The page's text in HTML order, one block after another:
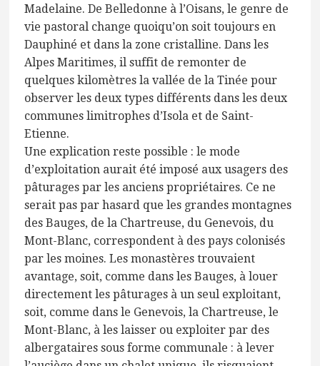
Madelaine. De Belledonne à l’Oisans, le genre de
vie pastoral change quoiqu’on soit toujours en
Dauphiné et dans la zone cristalline. Dans les
Alpes Maritimes, il suffit de remonter de
quelques kilomètres la vallée de la Tinée pour
observer les deux types différents dans les deux
communes limitrophes d’Isola et de Saint-
Etienne.
Une explication reste possible : le mode
d’exploitation aurait été imposé aux usagers des
pâturages par les anciens propriétaires. Ce ne
serait pas par hasard que les grandes montagnes
des Bauges, de la Chartreuse, du Genevois, du
Mont-Blanc, correspondent à des pays colonisés
par les moines. Les monastères trouvaient
avantage, soit, comme dans les Bauges, à louer
directement les pâturages à un seul exploitant,
soit, comme dans le Genevois, la Chartreuse, le
Mont-Blanc, à les laisser ou exploiter par des
albergataires sous forme communale : à lever